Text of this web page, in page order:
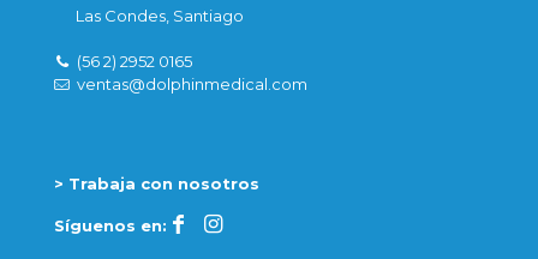
Las Condes, Santiago
(56 2) 2952 0165
ventas@dolphinmedical.com
> Trabaja con nosotros
Síguenos en: